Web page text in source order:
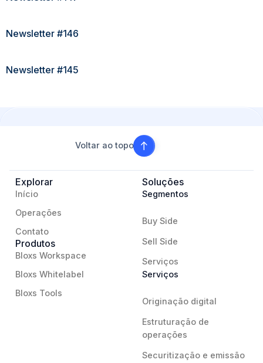
Newsletter #146
Newsletter #145
Voltar ao topo
Explorar
Início
Operações
Contato
Produtos
Bloxs Workspace
Bloxs Whitelabel
Bloxs Tools
Soluções
Segmentos
Buy Side
Sell Side
Serviços
Serviços
Originação digital
Estruturação de
operações
Securitização e emissão